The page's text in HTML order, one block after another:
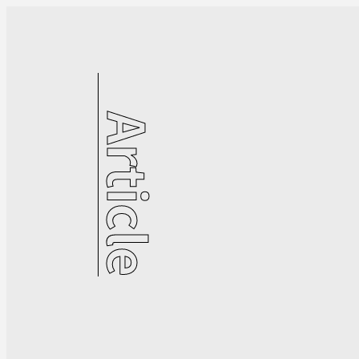
Article